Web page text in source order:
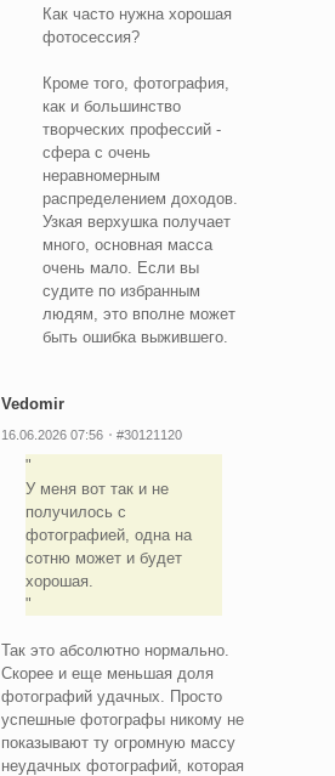
Как часто нужна хорошая
фотосессия?
Кроме того, фотография,
как и большинство
творческих профессий -
сфера с очень
неравномерным
распределением доходов.
Узкая верхушка получает
много, основная масса
очень мало. Если вы
судите по избранным
людям, это вполне может
быть ошибка выжившего.
Vedomir
16.06.2026 07:56 #30121120
У меня вот так и не
получилось с
фотографией, одна на
сотню может и будет
хорошая.
Так это абсолютно нормально.
Скорее и еще меньшая доля
фотографий удачных. Просто
успешные фотографы никому не
показывают ту огромную массу
неудачных фотографий, которая